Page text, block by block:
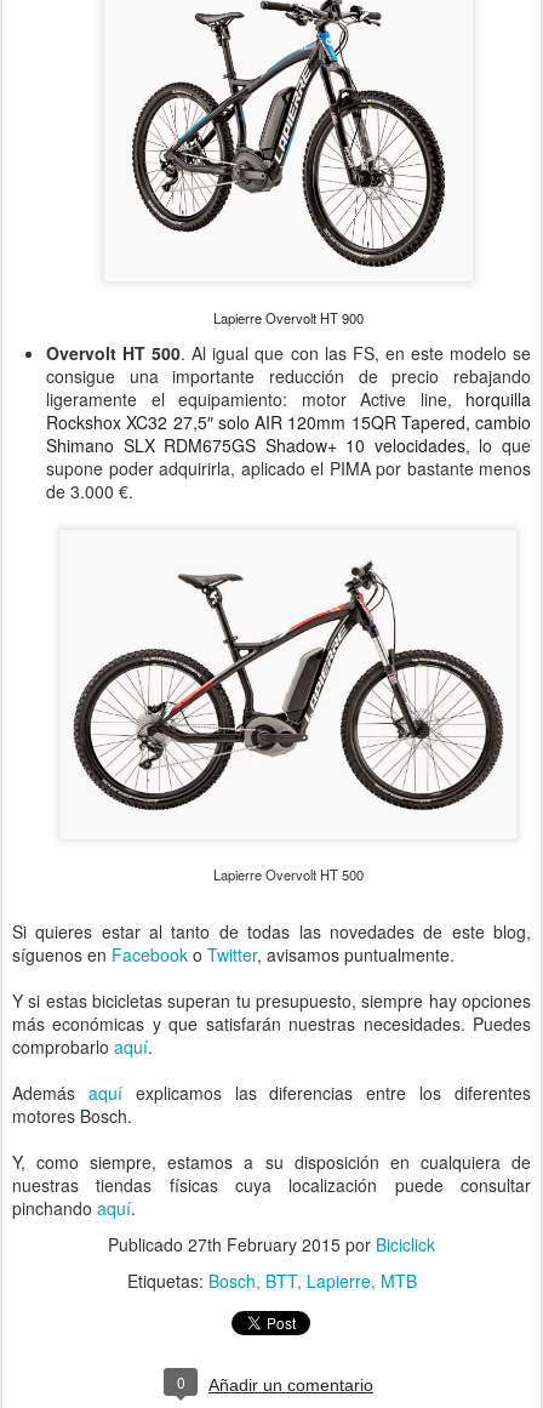
Lapierre Overvolt HT 900
Overvolt HT 500. Al igual que con las FS, en este modelo se
consigue una importante reducción de precio rebajando
ligeramente el equipamiento: motor Active line, horquilla
Rockshox XC32 27,5″ solo AIR 120mm 15QR Tapered, cambio
Shimano SLX RDM675GS Shadow+ 10 velocidades, lo que
supone poder adquirirla, aplicado el PIMA por bastante menos
de 3.000 €.
Lapierre Overvolt HT 500
Si quieres estar al tanto de todas las novedades de este blog,
síguenos en Facebook o Twitter, avisamos puntualmente.
Y si estas bicicletas superan tu presupuesto, siempre hay opciones
más económicas y que satisfarán nuestras necesidades. Puedes
comprobarlo aquí.
Además aquíexplicamos las diferencias entre los diferentes
motores Bosch.
Y, como siempre, estamos a su disposición en cualquiera de
nuestras tiendas físicas cuya localización puede consultar
pinchando aquí.
Publicado 27th February 2015 por Biciclick
Etiquetas: Bosch BTT Lapierre MTB
0 Añadir un comentario